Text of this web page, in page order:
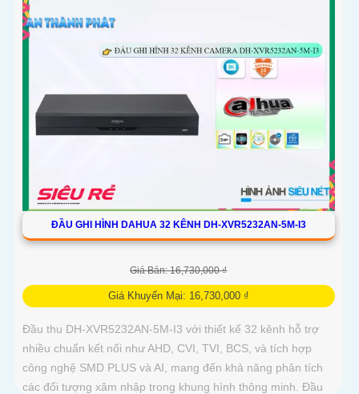
ĐẦU GHI HÌNH DAHUA 32 KÊNH DH-XVR5232AN-5M-I3
Giá Bán: 16,730,000 ₫
Giá Khuyến Mại: 16,730,000 ₫
Đầu thu DH-XVR5232AN-5M-I3 với thiết kế 32 kênh hỗ trợ
nhiều chuẩn kết nối như AHD, CVI, TVI, BCS, và tích hợp
công nghệ SMD PLUS và AI, mang đến khả năng phân tích
các đối tượng xâm nhập trong khung hình thông minh. Đầu